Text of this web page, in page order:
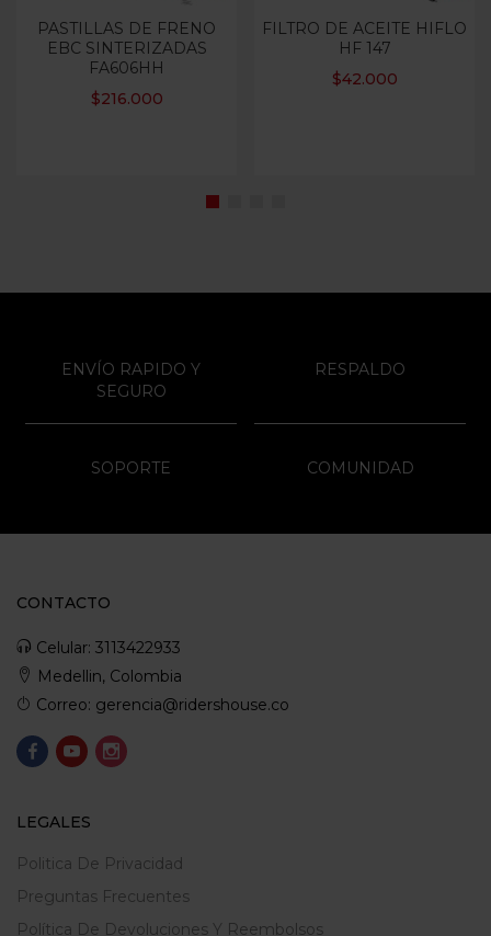
PASTILLAS DE FRENO
EBC SINTERIZADAS
FA606HH
$216.000
FILTRO DE ACEITE HIFLO
HF 147
$42.000
ENVÍO RAPIDO Y
SEGURO
RESPALDO
SOPORTE COMUNIDAD
CONTACTO
Celular: 3113422933
Medellin, Colombia
Correo: gerencia@ridershouse.co
LEGALES
Politica De Privacidad
Preguntas Frecuentes
Política De Devoluciones Y Reembolsos